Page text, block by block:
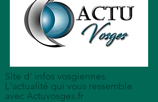
Site d' infos vosgiennes.
L'actualité qui vous ressemble
avec Actuvosges.fr